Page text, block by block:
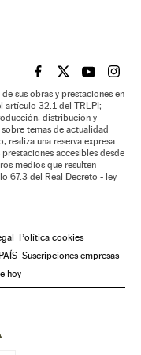
EL PAÍS BRASIL EN
EL PAÍSEL PAÍS
EL
sus obras y prestaciones en
artículo 32.1 del TRLPI;
distribución y
temas de actualidad
realiza una reserva expresa
accesibles desde
medios que resulten
67.3 del Real Decreto - ley
Política cookies
Suscripciones empresas
hoy